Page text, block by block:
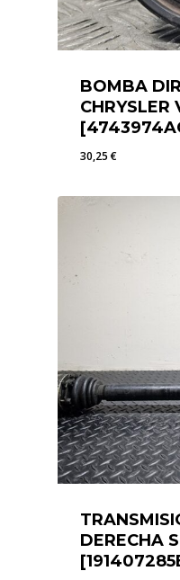
BOMBA
CHRYSLER
30,25€
DERECHA